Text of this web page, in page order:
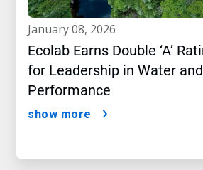
january 08, 2026
Ecolab Earns Double ‘A’
for Leadership in Water
Performance
show more